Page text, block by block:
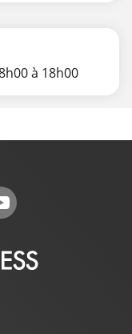
à 18h00